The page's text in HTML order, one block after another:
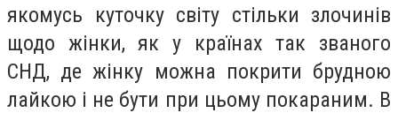
якомусь куточку світу стільки злочинів
щодо жінки, як у країнах так званого
СНД, де жінку можна покрити брудною
лайкою і не бути при цьому покараним. В